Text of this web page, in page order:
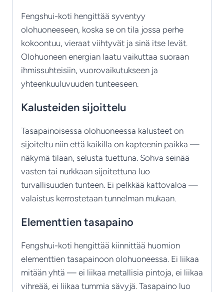
Fengshui-koti hengittää syventyy
olohuoneeseen, koska se on tila jossa perhe
kokoontuu, vieraat viihtyvät ja sinä itse levät.
Olohuoneen energian laatu vaikuttaa suoraan
ihmissuhteisiin, vuorovaikutukseen ja
yhteenkuuluvuuden tunteeseen.
Kalusteiden sijoittelu
Tasapainoisessa olohuoneessa kalusteet on
sijoiteltu niin että kaikilla on kapteenin paikka —
näkymä tilaan, selusta tuettuna. Sohva seinää
vasten tai nurkkaan sijoitettuna luo
turvallisuuden tunteen. Ei pelkkää kattovaloa —
valaistus kerrostetaan tunnelman mukaan.
Elementtien tasapaino
Fengshui-koti hengittää kiinnittää huomion
elementtien tasapainoon olohuoneessa. Ei liikaa
mitään yhtä — ei liikaa metallisia pintoja, ei liikaa
vihreää, ei liikaa tummia sävyjä. Tasapaino luo